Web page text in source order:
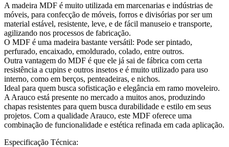
A madeira MDF é muito utilizada em marcenarias e indústrias de
móveis, para confecção de móveis, forros e divisórias por ser um
material estável, resistente, leve, e de fácil manuseio e transporte,
agilizando nos processos de fabricação.
O MDF é uma madeira bastante versátil: Pode ser pintado,
perfurado, encaixado, emoldurado, colado, entre outros.
Outra vantagem do MDF é que ele já sai de fábrica com certa
resistência a cupins e outros insetos e é muito utilizado para uso
interno, como em berços, penteadeiras, e nichos.
Ideal para quem busca sofisticação e elegância em ramo moveleiro.
A Arauco está presente no mercado a muitos anos, produzindo
chapas resistentes para quem busca durabilidade e estilo em seus
projetos. Com a qualidade Arauco, este MDF oferece uma
combinação de funcionalidade e estética refinada em cada aplicação.
Especificação Técnica: